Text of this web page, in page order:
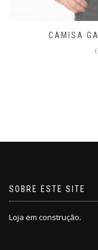
CAMISA
€
SOBRE ESTE SITE
Loja em construção.